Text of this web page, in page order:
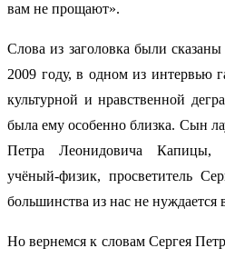
вам не прощают».
Слова из заголовка были
2009 году, в одном из интервью
культурной и нравственной
была ему особенно близка. Сын
Петра Леонидовича Капицы,
учёный-физик, просветитель
большинства из нас не нуждается
Но вернемся к словам Сергея